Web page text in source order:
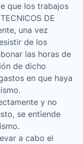
que los trabajos
DE
una vez
de los
las horas de
de dicho
en que haya
y no
se entiende
a cabo el